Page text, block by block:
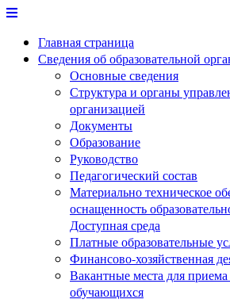
Перейти
содержимому
Главная страница
Сведения об образовательной
Основные сведения
Структура и органы
организацией
Документы
Образование
Руководство
Педагогический состав
Материально техническое
оснащенность
Доступная среда
Платные образовательные
Финансово-хозяйственная
Вакантные места для
обучающихся